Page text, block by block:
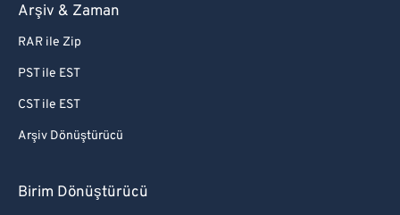
Arşiv & Zaman
RAR ile Zip
PST ile EST
CST ile EST
Arşiv Dönüştürücü
Birim Dönüştürücü